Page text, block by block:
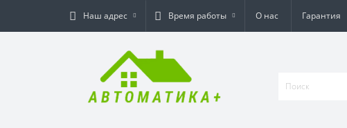
Наш адрес Время работы О нас Гарантия